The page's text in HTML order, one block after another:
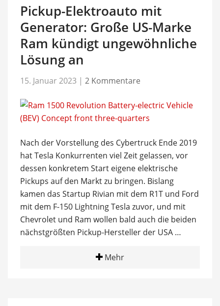
Pickup-Elektroauto mit
Generator: Große US-Marke
Ram kündigt ungewöhnliche
Lösung an
15. Januar 2023 | 2 Kommentare
Nach der Vorstellung des Cybertruck Ende 2019
hat Tesla Konkurrenten viel Zeit gelassen, vor
dessen konkretem Start eigene elektrische
Pickups auf den Markt zu bringen. Bislang
kamen das Startup Rivian mit dem R1T und Ford
mit dem F-150 Lightning Tesla zuvor, und mit
Chevrolet und Ram wollen bald auch die beiden
nächstgrößten Pickup-Hersteller der USA …
Mehr